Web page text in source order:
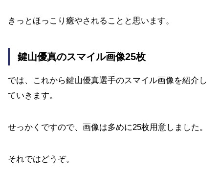
きっとほっこり癒やされることと思います。
鍵山優真のスマイル画像25枚
では、これから鍵山優真選手のスマイル画像を紹介し
ていきます。
せっかくですので、画像は多めに25枚用意しました。
それではどうぞ。